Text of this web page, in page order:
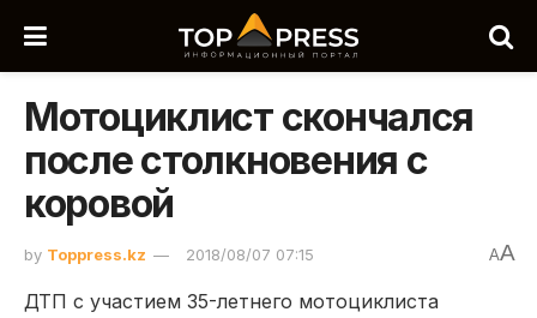
Мотоциклист скончался
после столкновения с
коровой
by Toppress.kz 2018/08/07 07:15 AA
ДТП с участием 35-летнего мотоциклиста